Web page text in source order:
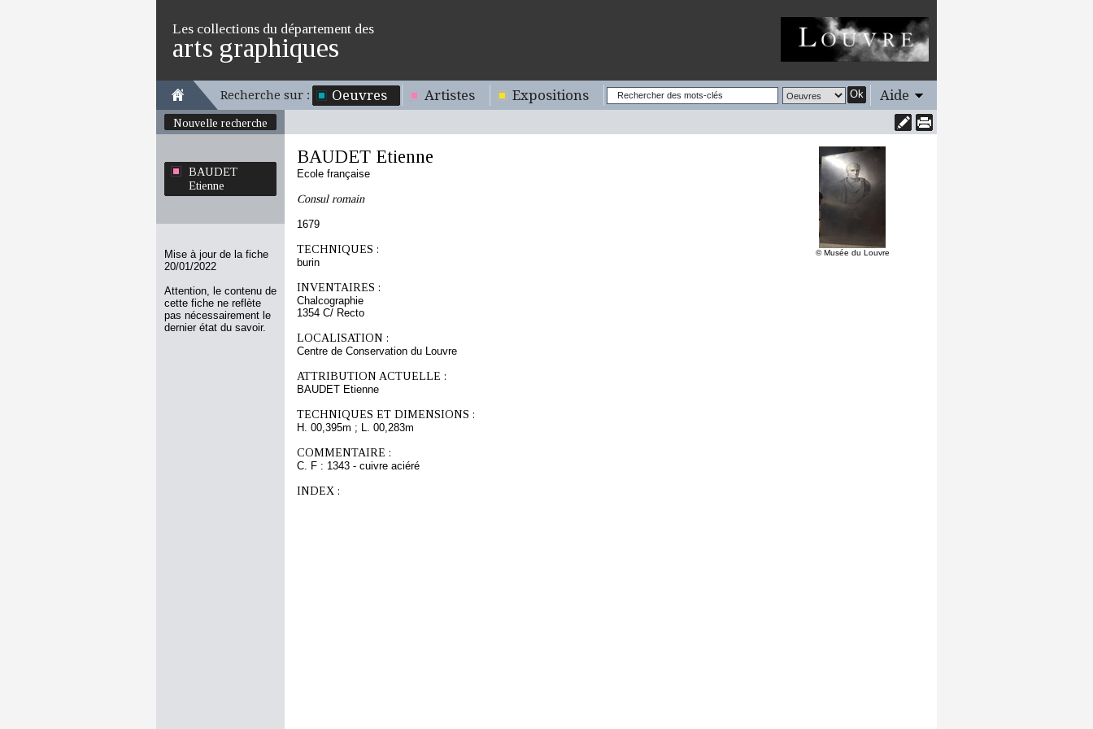
Les collections du département des
arts graphiques
Recherche sur : Oeuvres Artistes Expositions Ok Aide
Nouvelle recherche
BAUDET
Etienne
Mise à jour de la fiche
20/01/2022
Attention, le contenu de
cette fiche ne reflète
pas nécessairement le
dernier état du savoir.
© Musée du Louvre
BAUDET Etienne
Ecole française
Consul romain
1679
TECHNIQUES :
burin
INVENTAIRES :
Chalcographie
1354 C/ Recto
LOCALISATION :
Centre de Conservation du Louvre
ATTRIBUTION ACTUELLE :
BAUDET Etienne
TECHNIQUES ET DIMENSIONS :
H. 00,395m ; L. 00,283m
COMMENTAIRE :
C. F : 1343 - cuivre aciéré
INDEX :